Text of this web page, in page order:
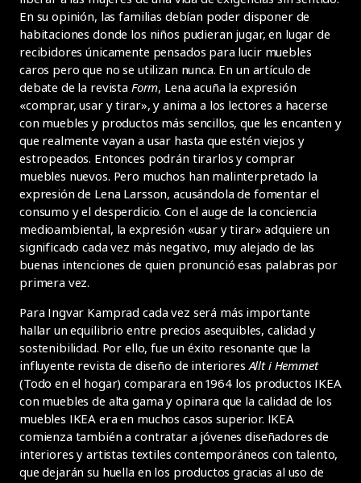
En su opinión, las familias debían poder disponer de
habitaciones donde los niños pudieran jugar, en lugar de
recibidores únicamente pensados para lucir muebles
caros pero que no se utilizan nunca. En un artículo de
debate de la revista Form, Lena acuña la expresión
«comprar, usar y tirar», y anima a los lectores a hacerse
con muebles y productos más sencillos, que les encanten y
que realmente vayan a usar hasta que estén viejos y
estropeados. Entonces podrán tirarlos y comprar
muebles nuevos. Pero muchos han malinterpretado la
expresión de Lena Larsson, acusándola de fomentar el
consumo y el desperdicio. Con el auge de la conciencia
medioambiental, la expresión «usar y tirar» adquiere un
significado cada vez más negativo, muy alejado de las
buenas intenciones de quien pronunció esas palabras por
primera vez.
Para Ingvar Kamprad cada vez será más importante
hallar un equilibrio entre precios asequibles, calidad y
sostenibilidad. Por ello, fue un éxito resonante que la
influyente revista de diseño de interioresAllt i Hemmet
(Todo en el hogar) comparara en 1964 los productos IKEA
con muebles de alta gama y opinara que la calidad de los
muebles IKEA era en muchos casos superior. IKEA
comienza también a contratar a jóvenes diseñadores de
interiores y artistas textiles contemporáneos con talento,
que dejarán su huella en los productos gracias al uso de